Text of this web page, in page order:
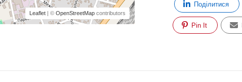
Leaflet| © OpenStreetMapcontributors
Поділитися
Pin It